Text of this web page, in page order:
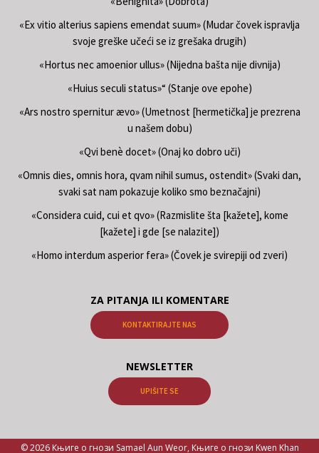
«Ex vitio alterius sapiens emendat suum» (Mudar čovek ispravlja
svoje greške učeći se iz grešaka drugih)
«Hortus nec amoenior ullus» (Nijedna bašta nije divnija)
«Huius seculi status»“ (Stanje ove epohe)
«Ars nostro spernitur ævo» (Umetnost [hermetička] je prezrena
u našem dobu)
«Qvi benè docet» (Onaj ko dobro uči)
«Omnis dies, omnis hora, qvam nihil sumus, ostendit» (Svaki dan,
svaki sat nam pokazuje koliko smo beznačajni)
«Considera cuid, cui et qvo» (Razmislite šta [kažete], kome
[kažete] i gde [se nalazite])
«Homo interdum asperior fera» (Čovek je svirepiji od zveri)
ZA PITANJA ILI KOMENTARE
KONTAKTIRAJTE NAS
NEWSLETTER
UPIŠITE SE
© 2026 Књиге о гнози Samael Aun Weor, Књиге о гнози Kwen Khan